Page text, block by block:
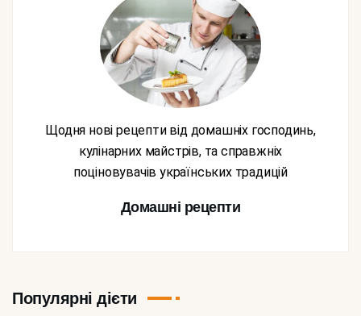
Щодня нові рецепти від домашніх господинь,
кулінарних майстрів, та справжніх
поціновувачів українських традицій
Домашні рецепти
Популярні дієти